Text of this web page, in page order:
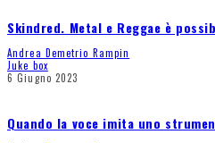
Skindred. Metal e Reggae è
Andrea Demetrio Rampin
Juke box
6 Giugno 2023
Quando la voce imita uno